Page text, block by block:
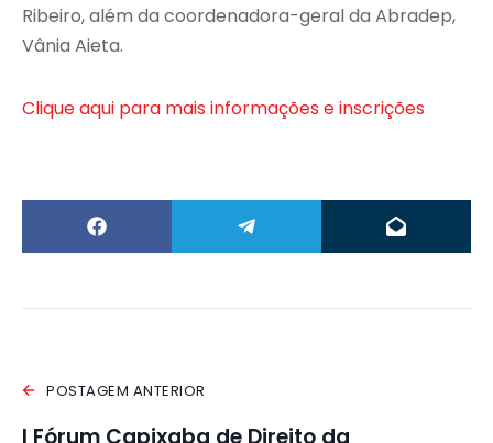
Ribeiro, além da coordenadora-geral da Abradep,
Vânia Aieta.
Clique aqui para mais informações e inscrições
POSTAGEM ANTERIOR
I Fórum Capixaba de Direito da